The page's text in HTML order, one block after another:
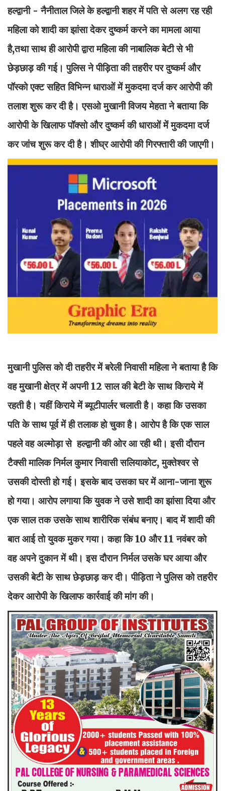
हल्द्वानी - नैनीताल जिले के हल्द्वानी शहर में पति से अलग रह रही
महिला को शादी का झांसा देकर दुष्कर्म करने का मामला आया
है,तथा साथ ही आरोपी द्वारा महिला की नाबालिक बेटी से भी
छेड़छाड़ की गई। पुलिस ने पीड़िता की तहरीर पर दुष्कर्म और
पॉस्को एक्ट सहित विभिन्न धाराओं में मुकदमा दर्ज कर आरोपी की
तलाश शुरू कर दी है। एसओ मुखानी विजय मेहता ने बताया कि
आरोपी के खिलाफ पॉक्सो और दुष्कर्म की धाराओं में मुकदमा दर्ज
कर जांच शुरू कर दी है। शीघ्र आरोपी की गिरफ्तारी की जाएगी।
मुखानी पुलिस को दी तहरीर में बरेली निवासी महिला ने बताया है कि
वह मुखानी क्षेत्र में अपनी 12 साल की बेटी के साथ किराये में
रहती है। यहीं किराये में ब्यूटीपार्लर चलाती है। कहा कि उसका
पति के साथ पूर्व में ही तलाक हो चुका है। आरोप है कि एक साल
पहले वह अल्मोड़ा से हल्द्वानी की ओर आ रही थी। इसी दौरान
टैक्सी मालिक निर्मल कुमार निवासी सलियाकोट, मुक्तेश्वर से
उसकी दोस्ती हो गई। इसके बाद उसका घर में आना-जाना शुरू
हो गया। आरोप लगाया कि युवक ने उसे शादी का झांसा दिया और
एक साल तक उसके साथ शारीरिक संबंध बनाए। बाद में शादी की
बात आई तो युवक मुकर गया। कहा कि 10 और 11 नवंबर को
वह अपने दुकान में थी। इस दौरान निर्मल उसके घर आया और
उसकी बेटी के साथ छेड़छाड़ कर दी। पीड़िता ने पुलिस को तहरीर
देकर आरोपी के खिलाफ कार्रवाई की मांग की।